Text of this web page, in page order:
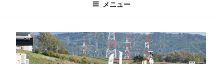
メニュー